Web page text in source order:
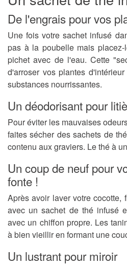
De l'engrais pour vos
Une fois votre sachet infusé
pas à la poubelle mais
pichet avec de l'eau. Cette
d'arroser vos plantes
substances nourrissantes.
Un déodorisant pour
Pour éviter les mauvaises
faites sécher des sachets de
contenu aux graviers. Le thé à
Un coup de neuf pour
fonte !
Après avoir laver votre cocotte,
avec un sachet de thé infusé
avec un chiffon propre. Les
à bien vieillir en formant une
Un lustrant pour miroir